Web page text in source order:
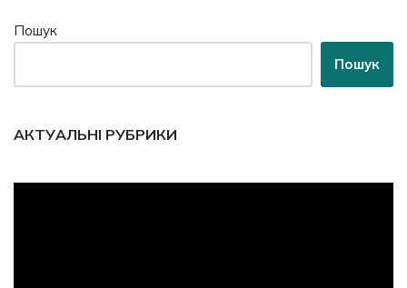
Пошук
Пошук
АКТУАЛЬНІ РУБРИКИ